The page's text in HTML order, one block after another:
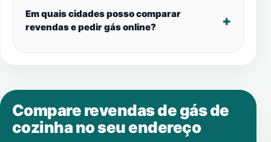
Em quais cidades posso comparar
revendas e pedir gás online?
Compare revendas de gás de
cozinha no seu endereço